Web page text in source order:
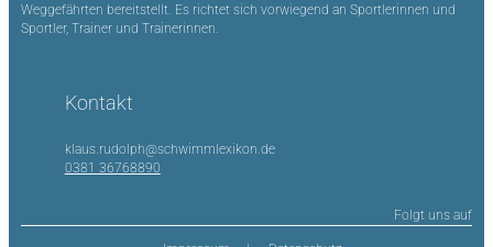
Weggefährten bereitstellt. Es richtet sich vorwiegend an Sportlerinnen und
Sportler, Trainer und Trainerinnen.
Kontakt
klaus.rudolph@schwimmlexikon.de
0381 36768890
Folgt uns auf